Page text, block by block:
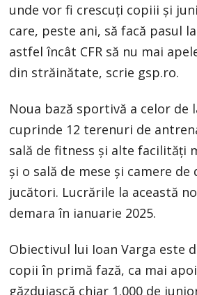
unde vor fi crescuți copiii și
care, peste ani, să facă pasul
astfel încât CFR să nu mai
din străinătate, scrie gsp.ro.
Noua bază sportivă a celor de
cuprinde 12 terenuri de
sală de fitness și alte facilități
și o sală de mese și camere
jucători. Lucrările la această
demara în ianuarie 2025.
Obiectivul lui Ioan Varga este
copii în primă fază, ca mai
găzduiască chiar 1.000 de